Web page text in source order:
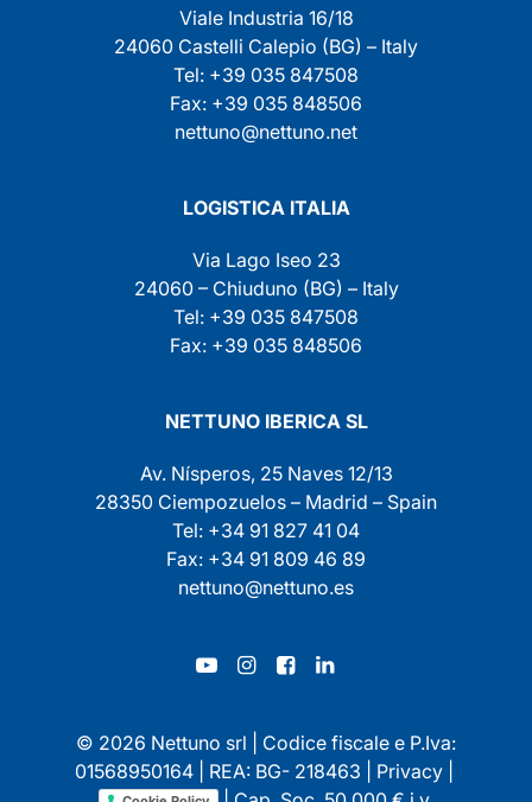
Viale Industria 16/18
24060 Castelli Calepio (BG) – Italy
Tel: +39 035 847508
Fax: +39 035 848506
nettuno@nettuno.net
LOGISTICA ITALIA
Via Lago Iseo 23
24060 – Chiuduno (BG) – Italy
Tel: +39 035 847508
Fax: +39 035 848506
NETTUNO IBERICA SL
Av. Nísperos, 25 Naves 12/13
28350 Ciempozuelos – Madrid – Spain
Tel: +34 91 827 41 04
Fax: +34 91 809 46 89
nettuno@nettuno.es
© 2026 Nettuno srl | Codice fiscale e P.Iva:
01568950164 | REA: BG- 218463 | Privacy|